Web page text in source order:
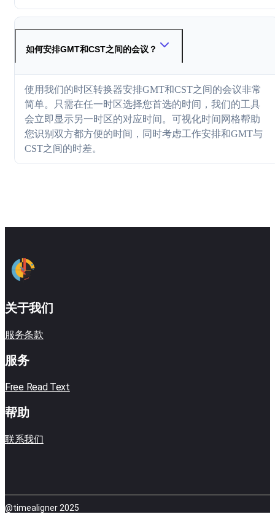
如何安排GMT和CST之间的会议？
使用我们的时区转换器安排GMT和CST之间的会议非常
简单。只需在任一时区选择您首选的时间，我们的工具
会立即显示另一时区的对应时间。可视化时间网格帮助
您识别双方都方便的时间，同时考虑工作安排和GMT与
CST之间的时差。
关于我们
服务条款
服务
Free Read Text
帮助
联系我们
@timealigner 2025